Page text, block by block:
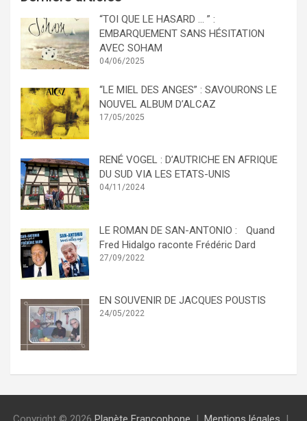
“TOI QUE LE HASARD … ” :
EMBARQUEMENT SANS HÉSITATION
AVEC SOHAM
04/06/2025
“LE MIEL DES ANGES” : SAVOURONS LE
NOUVEL ALBUM D’ALCAZ
17/05/2025
RENÉ VOGEL : D’AUTRICHE EN AFRIQUE
DU SUD VIA LES ETATS-UNIS
04/11/2024
LE ROMAN DE SAN-ANTONIO : Quand
Fred Hidalgo raconte Frédéric Dard
27/09/2022
EN SOUVENIR DE JACQUES POUSTIS
24/05/2022